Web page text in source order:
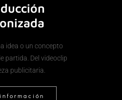
idea o un concepto
partida. Del videoclip
publicitaria.